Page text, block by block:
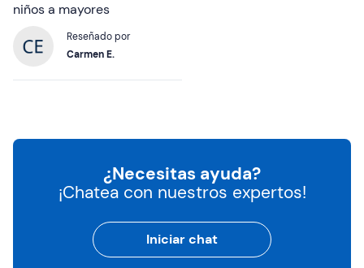
niños a mayores
Reseñado por
Carmen E.
¿Necesitas ayuda?
¡Chatea con nuestros expertos!
Iniciar chat